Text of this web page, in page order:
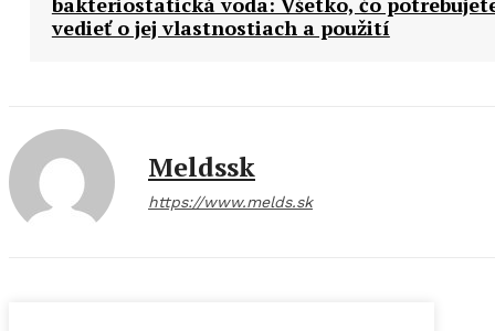
vedieť o jej vlastnostiach a použití
Meldssk
https://www.melds.sk